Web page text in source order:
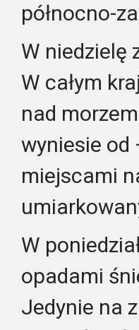
północno-
W niedzielę
W całym
nad
wyniesie od
miejscami
W
opadami
Jedynie na